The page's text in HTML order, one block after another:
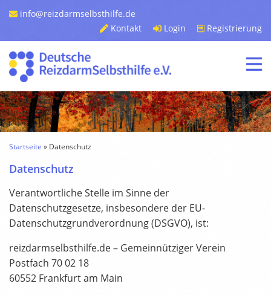
info@reizdarmselbsthilfe.de
Kontakt
Login Registrierung
Startseite » Datenschutz
Datenschutz
Verantwortliche Stelle im Sinne der
Datenschutzgesetze, insbesondere der EU-
Datenschutzgrundverordnung (DSGVO), ist:
reizdarmselbsthilfe.de – Gemeinnütziger Verein
Postfach 70 02 18
60552 Frankfurt am Main